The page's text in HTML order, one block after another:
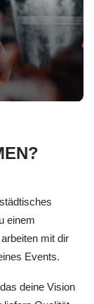
einem
mit dir
Events.
deine Vision